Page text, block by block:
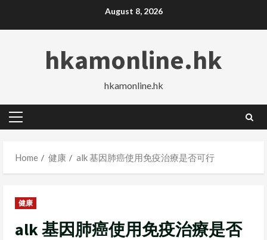
August 8, 2026
hkamonline.hk
hkamonline.hk
Primary
Home
健康 alk 基因肺癌使用免疫治療是否可行
健康
alk 基因肺癌使用免疫治療是否